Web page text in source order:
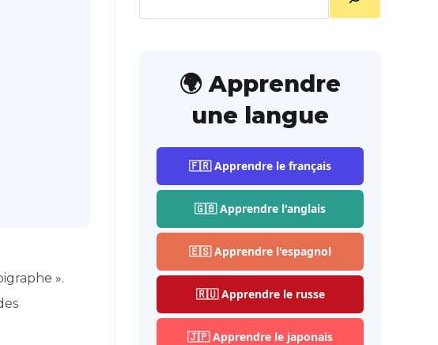
».
🌍 Apprendre
une langue
🇫🇷 Apprendre le français
🇬🇧 Apprendre l'anglais
🇪🇸 Apprendre l'espagnol
🇷🇺 Apprendre le russe
🇯🇵 Apprendre le japonais